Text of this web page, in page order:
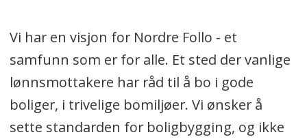
Vi har en visjon for Nordre Follo - et
samfunn som er for alle. Et sted der vanlige
lønnsmottakere har råd til å bo i gode
boliger, i trivelige bomiljøer. Vi ønsker å
sette standarden for boligbygging, og ikke